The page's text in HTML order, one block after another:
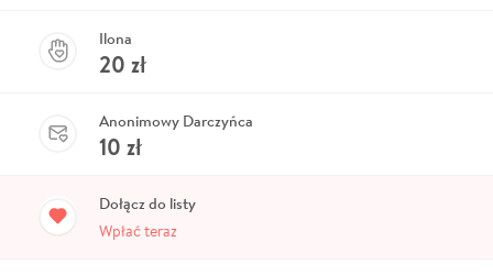
Ilona
20 zł
Anonimowy Darczyńca
10 zł
Dołącz do listy
Wpłać teraz